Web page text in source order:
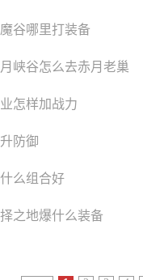
谷哪里打装备
峡谷怎么去赤月老巢
怎样加战力
防御
么组合好
之地爆什么装备